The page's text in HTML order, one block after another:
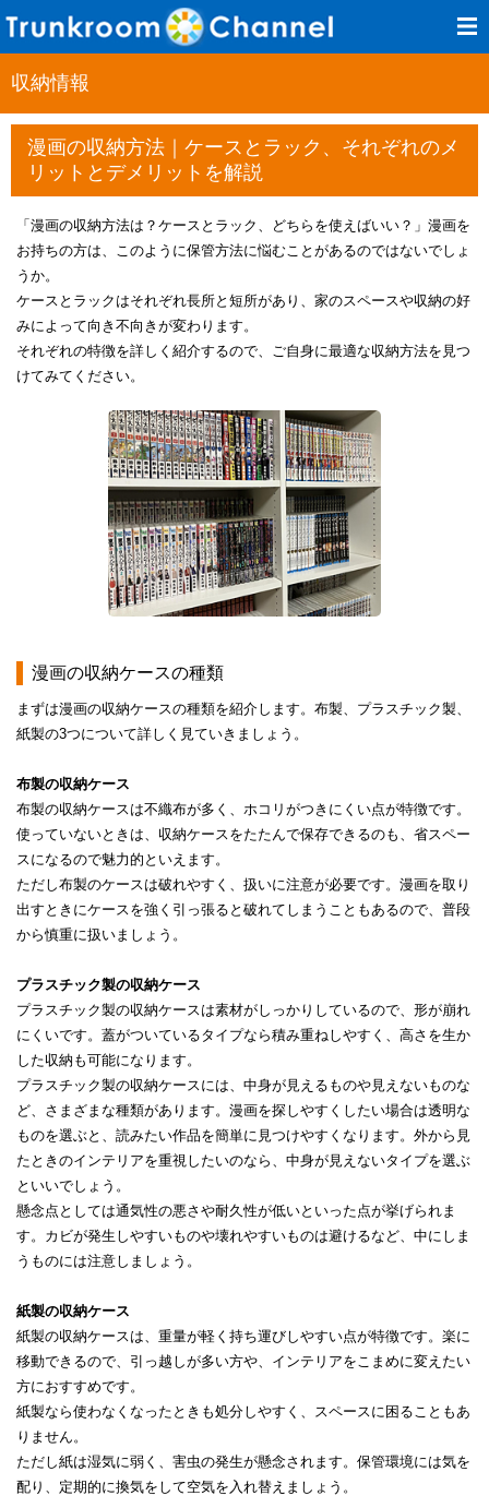
収納情報
漫画の収納方法｜ケースとラック、それぞれのメ
リットとデメリットを解説​
​​「漫画の収納方法は？ケースとラック、どちらを使えばいい？」漫画を
お持ちの方は、このように保管方法に悩むことがあるのではないでしょ
うか。​
ケースとラックはそれぞれ長所と短所があり、家のスペースや収納の好
みによって向き不向きが変わります。​
それぞれの特徴を詳しく紹介するので、ご自身に最適な収納方法を見つ
けてみてください。​
​​漫画の収納ケースの種類​
​​まずは漫画の収納ケースの種類を紹介します。布製、プラスチック製、
紙製の3つについて詳しく見ていきましょう。​
​​布製の収納ケース​
​​布製の収納ケースは不織布が多く、ホコリがつきにくい点が特徴です。​
使っていないときは、収納ケースをたたんで保存できるのも、省スペー
スになるので魅力的といえます。​
ただし布製のケースは破れやすく、扱いに注意が必要です。漫画を取り
出すときにケースを強く引っ張ると破れてしまうこともあるので、普段
から慎重に扱いましょう。​
​​プラスチック製の収納ケース​
​​プラスチック製の収納ケースは素材がしっかりしているので、形が崩れ
にくいです。蓋がついているタイプなら積み重ねしやすく、高さを生か
した収納も可能になります。​
プラスチック製の収納ケースには、中身が見えるものや見えないものな
ど、さまざまな種類があります。漫画を探しやすくしたい場合は透明な
ものを選ぶと、読みたい作品を簡単に見つけやすくなります。外から見
たときのインテリアを重視したいのなら、中身が見えないタイプを選ぶ
といいでしょう。
懸念点としては通気性の悪さや耐久性が低いといった点が挙げられま
す。カビが発生しやすいものや壊れやすいものは避けるなど、中にしま
うものには注意しましょう。​
​​紙製の収納ケース​
​​紙製の収納ケースは、重量が軽く持ち運びしやすい点が特徴です。楽に
移動できるので、引っ越しが多い方や、インテリアをこまめに変えたい
方におすすめです。​
紙製なら使わなくなったときも処分しやすく、スペースに困ることもあ
りません。​
ただし紙は湿気に弱く、害虫の発生が懸念されます。保管環境には気を
配り、定期的に換気をして空気を入れ替えましょう。​